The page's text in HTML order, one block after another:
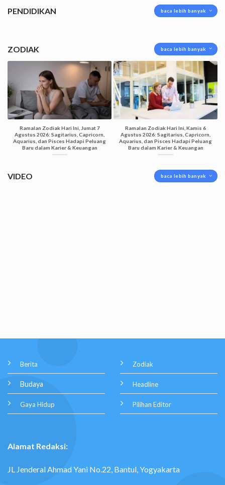
PENDIDIKAN baca lebih banyak
ZODIAK baca lebih banyak
Ramalan Zodiak Hari Ini, Jumat 7
Agustus 2026: Sagitarius, Capricorn,
Aquarius, dan Pisces Hadapi Peluang
Baru dalam Karier & Keuangan
Ramalan Zodiak Hari Ini, Kamis 6
Agustus 2026: Sagitarius, Capricorn,
Aquarius, dan Pisces Hadapi Peluang
Baru dalam Karier & Keuangan
VIDEO baca lebih banyak
Berita
Budaya
Gaya Hidup
Zodiak
Headline
Pilihan Editor
Alamat Redaksi:
JL Jenderal Ahmad Yani No.22, Bantul, Yogyakarta